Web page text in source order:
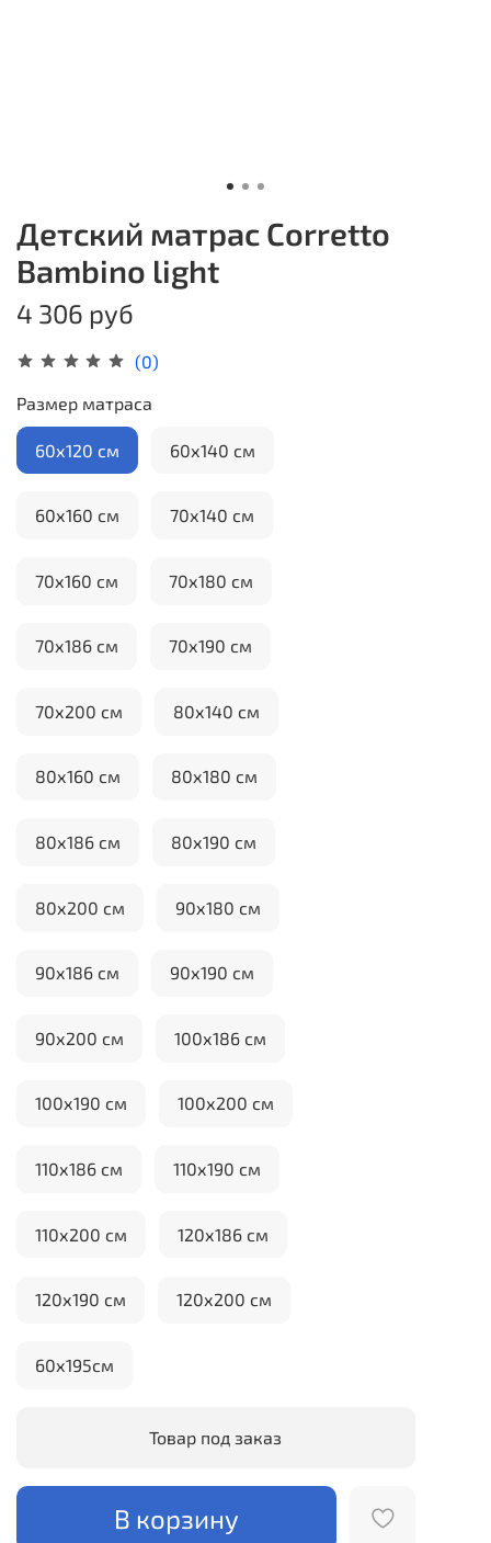
(0)
Детский матрас Corretto
Bambino light
4 306 руб
Товар под заказ
В корзину
Размер матраса
60х120 см 60х140 см
60х160 см 70х140 см
70х160 см 70х180 см
70х186 см 70х190 см
70х200 см 80х140 см
80х160 см 80х180 см
80х186 см 80х190 см
80х200 см 90х180 см
90х186 см 90х190 см
90х200 см 100х186 см
100х190 см 100х200 см
110х186 см 110х190 см
110х200 см 120х186 см
120х190 см 120х200 см
60х195см